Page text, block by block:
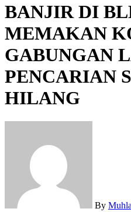
BANJIR DI
MEMAKAN
GABUNGAN
PENCARIAN
HILANG
By